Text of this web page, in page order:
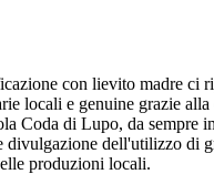
con lievito madre ci
locali e genuine grazie
Coda di Lupo, da sempre
divulgazione dell'utilizzo di
produzioni locali.